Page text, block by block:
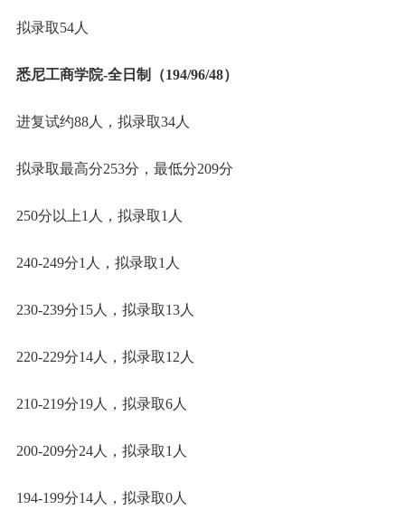
拟录取54人
悉尼工商学院-全日制（194/96/48）
进复试约88人，拟录取34人
拟录取最高分253分，最低分209分
250分以上1人，拟录取1人
240-249分1人，拟录取1人
230-239分15人，拟录取13人
220-229分14人，拟录取12人
210-219分19人，拟录取6人
200-209分24人，拟录取1人
194-199分14人，拟录取0人